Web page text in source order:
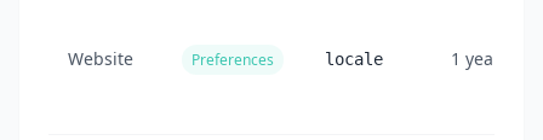
Website Preferences locale 1 year